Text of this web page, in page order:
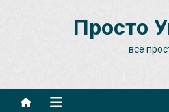
Просто
все